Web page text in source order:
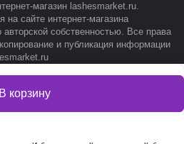
В корзину
магазин lashesmarket.ru.
сайте интернет-магазина
авторской собственностью. Все права
и публикация информации